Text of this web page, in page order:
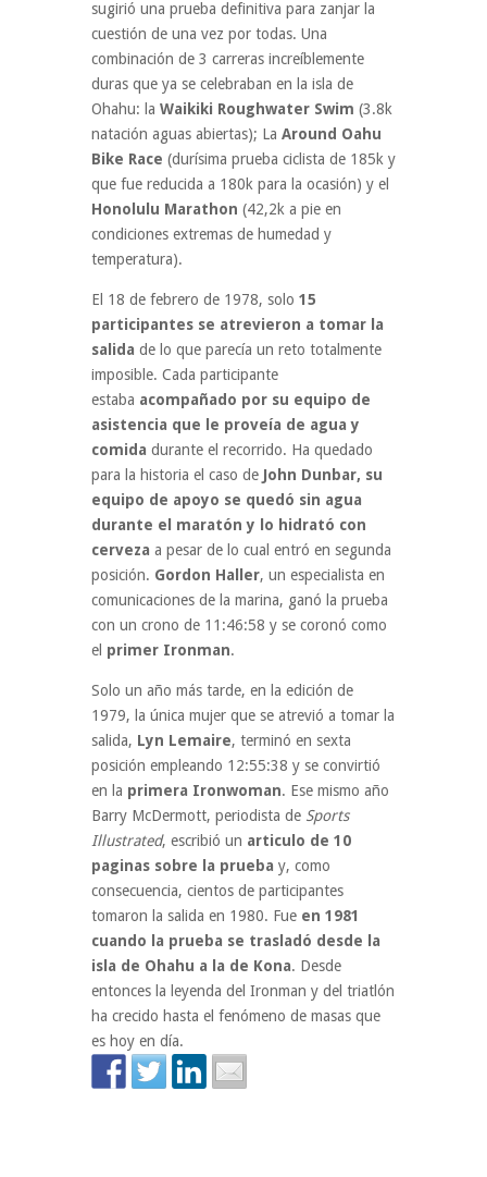
sugirió una prueba definitiva para zanjar la
cuestión de una vez por todas. Una
combinación de 3 carreras increíblemente
duras que ya se celebraban en la isla de
Ohahu: la Waikiki Roughwater Swim (3.8k
natación aguas abiertas); La Around Oahu
Bike Race (durísima prueba ciclista de 185k y
que fue reducida a 180k para la ocasión) y el
Honolulu Marathon (42,2k a pie en
condiciones extremas de humedad y
temperatura).
El 18 de febrero de 1978, solo 15
participantes se atrevieron a tomar la
salida de lo que parecía un reto totalmente
imposible. Cada participante
estaba acompañado por su equipo de
asistencia que le proveía de agua y
comida durante el recorrido. Ha quedado
para la historia el caso de John Dunbar, su
equipo de apoyo se quedó sin agua
durante el maratón y lo hidrató con
cerveza a pesar de lo cual entró en segunda
posición. Gordon Haller, un especialista en
comunicaciones de la marina, ganó la prueba
con un crono de 11:46:58 y se coronó como
el primer Ironman.
Solo un año más tarde, en la edición de
1979, la única mujer que se atrevió a tomar la
salida, Lyn Lemaire, terminó en sexta
posición empleando 12:55:38 y se convirtió
en la primera Ironwoman. Ese mismo año
Barry McDermott, periodista de Sports
Illustrated, escribió un articulo de 10
paginas sobre la prueba y, como
consecuencia, cientos de participantes
tomaron la salida en 1980. Fue en 1981
cuando la prueba se trasladó desde la
isla de Ohahu a la de Kona. Desde
entonces la leyenda del Ironman y del triatlón
ha crecido hasta el fenómeno de masas que
es hoy en día.